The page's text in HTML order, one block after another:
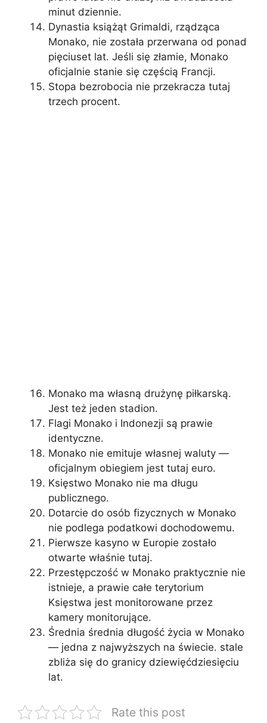
minut dziennie.
Dynastia książąt Grimaldi, rządząca
Monako, nie została przerwana od ponad
pięciuset lat. Jeśli się złamie, Monako
oficjalnie stanie się częścią Francji.
Stopa bezrobocia nie przekracza tutaj
trzech procent.
Monako ma własną drużynę piłkarską.
Jest też jeden stadion.
Flagi Monako i Indonezji są prawie
identyczne.
Monako nie emituje własnej waluty —
oficjalnym obiegiem jest tutaj euro.
Księstwo Monako nie ma długu
publicznego.
Dotarcie do osób fizycznych w Monako
nie podlega podatkowi dochodowemu.
Pierwsze kasyno w Europie zostało
otwarte właśnie tutaj.
Przestępczość w Monako praktycznie nie
istnieje, a prawie całe terytorium
Księstwa jest monitorowane przez
kamery monitorujące.
Średnia średnia długość życia w Monako
— jedna z najwyższych na świecie. stale
zbliża się do granicy dziewięćdziesięciu
lat.
Rate this post